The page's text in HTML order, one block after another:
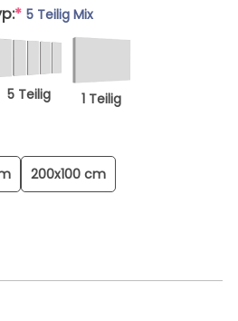
* 5 Teilig Mix
5 Teilig 1 Teilig
200x100 cm